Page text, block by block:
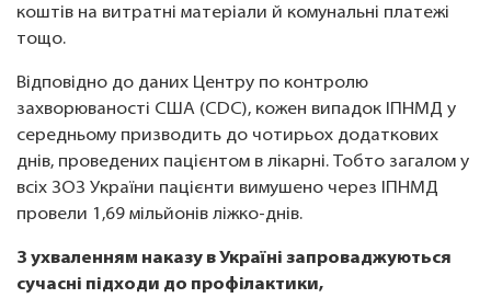
коштів на витратні матеріали й комунальні платежі
тощо.
Відповідно до даних Центру по контролю
захворюваності США (CDC), кожен випадок ІПНМД у
середньому призводить до чотирьох додаткових
днів, проведених пацієнтом в лікарні. Тобто загалом у
всіх ЗОЗ України пацієнти вимушено через ІПНМД
провели 1,69 мільйонів ліжко-днів.
З ухваленням наказу ​​в Україні запроваджуються
сучасні підходи до профілактики,